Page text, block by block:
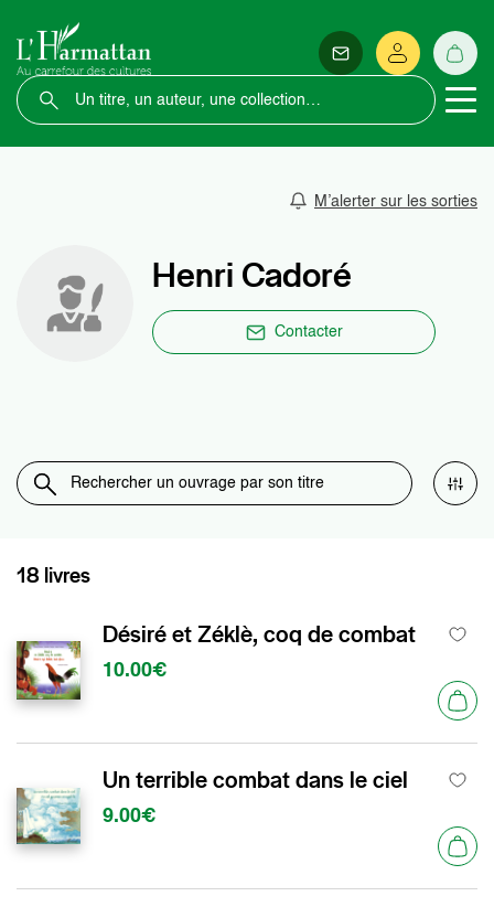
M’alerter sur les sorties
Henri Cadoré
Contacter
18 livres
Désiré et Zéklè, coq de combat
10.00€
Un terrible combat dans le ciel
9.00€